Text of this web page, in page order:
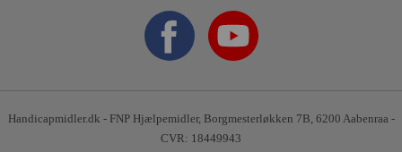
Handicapmidler.dk - FNP Hjælpemidler, Borgmesterløkken 7B, 6200 Aabenraa -
CVR: 18449943